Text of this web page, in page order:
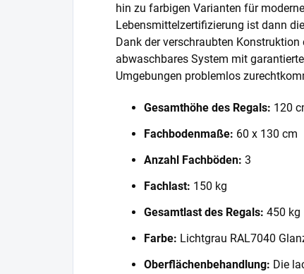
hin zu farbigen Varianten für
Lebensmittelzertifizierung ist dann
Dank der verschraubten
abwaschbares System mit
Umgebungen problemlos
Gesamthöhe des Regals: 120
Fachbodenmaße: 60 x 130 cm
Anzahl Fachböden: 3
Fachlast: 150 kg
Gesamtlast des Regals: 450 kg
Farbe: Lichtgrau RAL7040
Oberflächenbehandlung: Die